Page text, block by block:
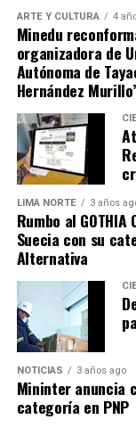
Source link
Comparte esto:
ARTE Y CULTURA 4
Minedu
organizadora de
Autónoma de
Hernández
LIMA NORTE 3 años
Rumbo al GOTHIA
Suecia con su
Alternativa
NOTICIAS 3 años ago
Mininter anuncia
categoría en PNP